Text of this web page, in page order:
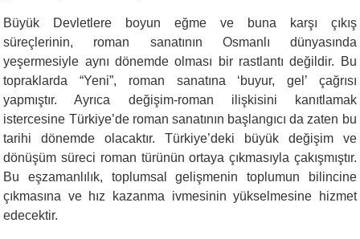
Büyük Devletlere boyun eğme ve buna karşı çıkış
süreçlerinin, roman sanatının Osmanlı dünyasında
yeşermesiyle aynı dönemde olması bir rastlantı değildir. Bu
topraklarda “Yeni”, roman sanatına ‘buyur, gel’ çağrısı
yapmıştır. Ayrıca değişim-roman ilişkisini kanıtlamak
istercesine Türkiye’de roman sanatının başlangıcı da zaten bu
tarihi dönemde olacaktır. Türkiye’deki büyük değişim ve
dönüşüm süreci roman türünün ortaya çıkmasıyla çakışmıştır.
Bu eşzamanlılık, toplumsal gelişmenin toplumun bilincine
çıkmasına ve hız kazanma ivmesinin yükselmesine hizmet
edecektir.